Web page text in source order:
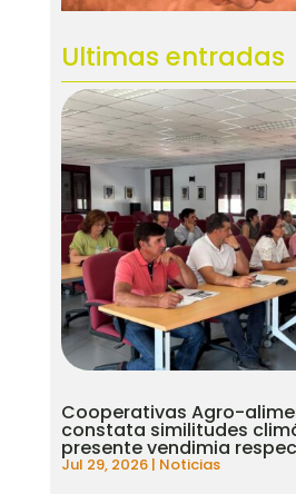
Ultimas entradas
Cooperativas Agro-
constata similitudes
presente vendimia
Jul 29, 2026| Noticias